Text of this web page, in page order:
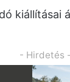
kiállításai
- Hirdetés -